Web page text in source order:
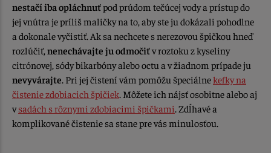
nestačí iba opláchnuťpod prúdom tečúcej vody a prístup do
jej vnútra je príliš maličky na to, aby ste ju dokázali pohodlne
a dokonale vyčistiť. Ak sa nechcete s nerezovou špičkou hneď
rozlúčiť, nenechávajte ju odmočiťv roztoku z kyseliny
citrónovej, sódy bikarbóny alebo octu a v žiadnom prípade ju
nevyvárajte. Pri jej čistení vám pomôžu špeciálnekefky na
čistenie zdobiacich špičiek. Môžete ich nájsť osobitne alebo aj
vsadách s rôznymi zdobiacimi špičkami. Zdĺhavé a
komplikované čistenie sa stane pre vás minulosťou.